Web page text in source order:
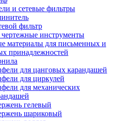
и сетевые фильтры
фильтр
инструменты
материалы для письменных и
принадлежностей
для цанговых карандашей
для циркулей
для механических
гелевый
шариковый